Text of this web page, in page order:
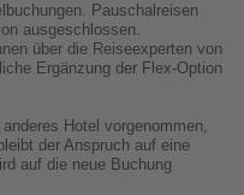
Pauschalreisen
ausgeschlossen.
über die Reiseexperten von
Ergänzung der Flex-Option
Hotel vorgenommen,
der Anspruch auf eine
auf die neue Buchung